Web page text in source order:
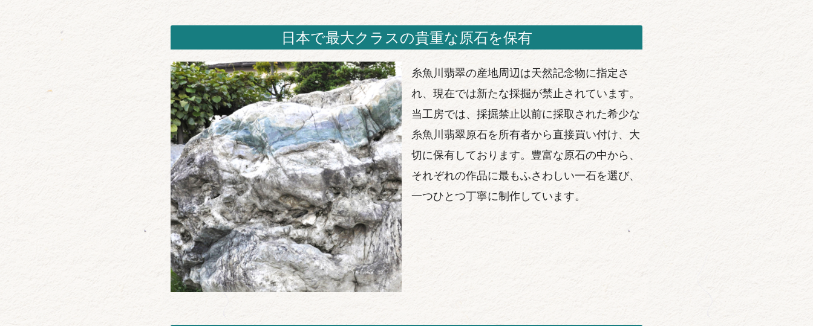
日本で最大クラスの貴重な原石を保有
糸魚川翡翠の産地周辺は天然記念物に指定さ
れ、現在では新たな採掘が禁止されています。
当工房では、採掘禁止以前に採取された希少な
糸魚川翡翠原石を所有者から直接買い付け、大
切に保有しております。豊富な原石の中から、
それぞれの作品に最もふさわしい一石を選び、
一つひとつ丁寧に制作しています。